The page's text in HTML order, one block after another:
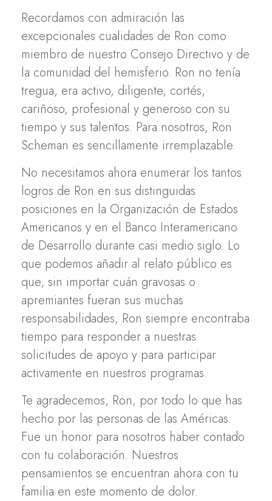
Recordamos con admiración las
excepcionales cualidades de Ron como
miembro de nuestro Consejo Directivo y de
la comunidad del hemisferio. Ron no tenía
tregua, era activo, diligente, cortés,
cariñoso, profesional y generoso con su
tiempo y sus talentos. Para nosotros, Ron
Scheman es sencillamente irremplazable.
No necesitamos ahora enumerar los tantos
logros de Ron en sus distinguidas
posiciones en la Organización de Estados
Americanos y en el Banco Interamericano
de Desarrollo durante casi medio siglo. Lo
que podemos añadir al relato público es
que, sin importar cuán gravosas o
apremiantes fueran sus muchas
responsabilidades, Ron siempre encontraba
tiempo para responder a nuestras
solicitudes de apoyo y para participar
activamente en nuestros programas.
Te agradecemos, Ron, por todo lo que has
hecho por las personas de las Américas.
Fue un honor para nosotros haber contado
con tu colaboración. Nuestros
pensamientos se encuentran ahora con tu
familia en este momento de dolor.